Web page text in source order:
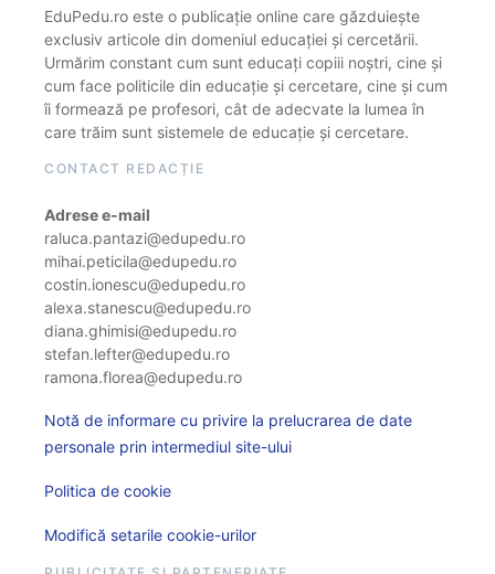
EduPedu.ro este o publicație online care găzduiește
exclusiv articole din domeniul educației și cercetării.
Urmărim constant cum sunt educați copiii noștri, cine și
cum face politicile din educație și cercetare, cine și cum
îi formează pe profesori, cât de adecvate la lumea în
care trăim sunt sistemele de educație și cercetare.
CONTACT REDACȚIE
Adrese e-mail
raluca.pantazi@edupedu.ro
mihai.peticila@edupedu.ro
costin.ionescu@edupedu.ro
alexa.stanescu@edupedu.ro
diana.ghimisi@edupedu.ro
stefan.lefter@edupedu.ro
ramona.florea@edupedu.ro
Notă de informare cu privire la prelucrarea de date
personale prin intermediul site-ului
Politica de cookie
Modifică setarile cookie-urilor